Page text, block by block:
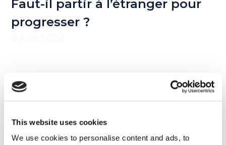
This website uses cookies
We use cookies to personalise content and ads, to
Faut-il partir à l’étranger pour
progresser ?